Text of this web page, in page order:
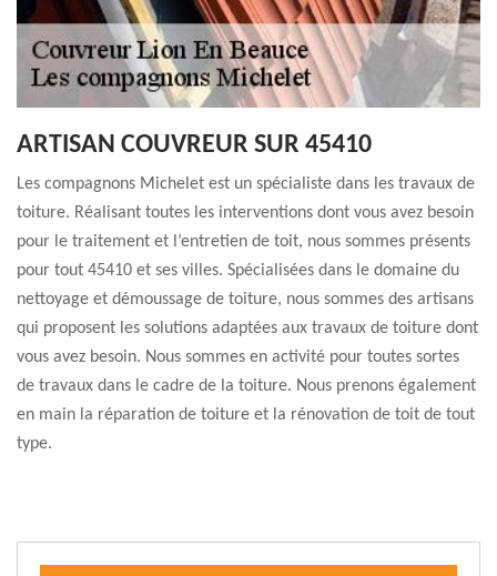
ARTISAN COUVREUR SUR 45410
Les compagnons Michelet est un spécialiste dans les travaux de
toiture. Réalisant toutes les interventions dont vous avez besoin
pour le traitement et l’entretien de toit, nous sommes présents
pour tout 45410 et ses villes. Spécialisées dans le domaine du
nettoyage et démoussage de toiture, nous sommes des artisans
qui proposent les solutions adaptées aux travaux de toiture dont
vous avez besoin. Nous sommes en activité pour toutes sortes
de travaux dans le cadre de la toiture. Nous prenons également
en main la réparation de toiture et la rénovation de toit de tout
type.